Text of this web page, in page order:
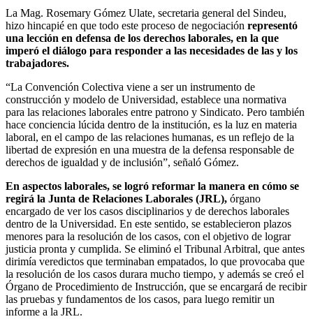
La Mag. Rosemary Gómez Ulate, secretaria general del Sindeu,
hizo hincapié en que todo este proceso de negociación representó
una lección en defensa de los derechos laborales, en la que
imperó el diálogo para responder a las necesidades de las y los
trabajadores.
“La Convención Colectiva viene a ser un instrumento de
construcción y modelo de Universidad, establece una normativa
para las relaciones laborales entre patrono y Sindicato. Pero también
hace conciencia lúcida dentro de la institución, es la luz en materia
laboral, en el campo de las relaciones humanas, es un reflejo de la
libertad de expresión en una muestra de la defensa responsable de
derechos de igualdad y de inclusión”, señaló Gómez.
En aspectos laborales, se logró reformar la manera en cómo se
regirá la Junta de Relaciones Laborales (JRL), órgano
encargado de ver los casos disciplinarios y de derechos laborales
dentro de la Universidad. En este sentido, se establecieron plazos
menores para la resolución de los casos, con el objetivo de lograr
justicia pronta y cumplida. Se eliminó el Tribunal Arbitral, que antes
dirimía veredictos que terminaban empatados, lo que provocaba que
la resolución de los casos durara mucho tiempo, y además se creó el
Órgano de Procedimiento de Instrucción, que se encargará de recibir
las pruebas y fundamentos de los casos, para luego remitir un
informe a la JRL.